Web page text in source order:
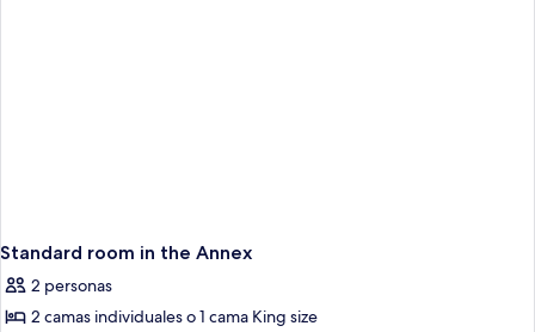
Standard room in the Annex
2 personas
2 camas individuales o 1 cama King size